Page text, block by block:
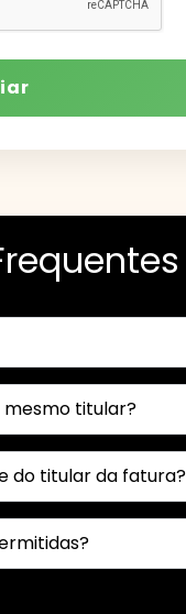
titular?
do titular da fatura?